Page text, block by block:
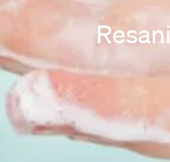
Resani